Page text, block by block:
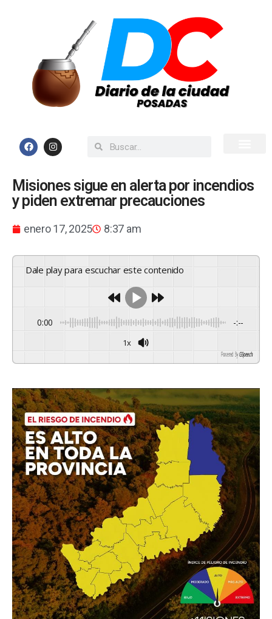
Misiones sigue en alerta por incendios
y piden extremar precauciones
enero 17, 2025 8:37 am
Dale play para escuchar este contenido
0:00 -:--
1x
Powered By GSpeech